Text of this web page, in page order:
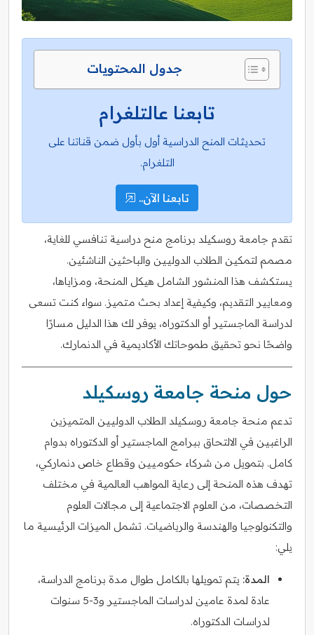
جدول المحتويات
تابعنا عالتلغرام
تحديثات المنح الدراسية أول بأول ضمن قناتنا على
التلغرام.
تابعنا الآن..
تقدم جامعة روسكيلد برنامج منح دراسية تنافسي للغاية،
مصمم لتمكين الطلاب الدوليين والباحثين الناشئين.
يستكشف هذا المنشور الشامل هيكل المنحة، ومزاياها،
ومعايير التقديم، وكيفية إعداد بحث متميز. سواء كنت تسعى
لدراسة الماجستير أو الدكتوراه، يوفر لك هذا الدليل مسارًا
واضحًا نحو تحقيق طموحاتك الأكاديمية في الدنمارك.
حول منحة جامعة روسكيلد
تدعم منحة جامعة روسكيلد الطلاب الدوليين المتميزين
الراغبين في الالتحاق ببرامج الماجستير أو الدكتوراه بدوام
كامل. بتمويل من شركاء حكوميين وقطاع خاص دنماركي،
تهدف هذه المنحة إلى رعاية المواهب العالمية في مختلف
التخصصات، من العلوم الاجتماعية إلى مجالات العلوم
والتكنولوجيا والهندسة والرياضيات. تشمل الميزات الرئيسية ما
يلي:
المدة: يتم تمويلها بالكامل طوال مدة برنامج الدراسة،
عادة لمدة عامين لدراسات الماجستير و3-5 سنوات
لدراسات الدكتوراه.